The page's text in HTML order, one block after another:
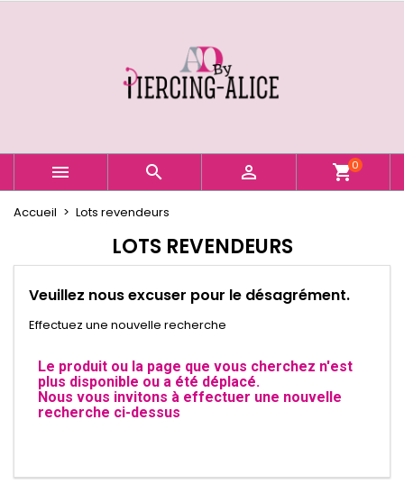
   shopping_cart0
Accueil Lots revendeurs
LOTS REVENDEURS
Veuillez nous excuser pour le désagrément.
Effectuez une nouvelle recherche
Le produit ou la page que vous cherchez n'est
plus disponible ou a été déplacé.
Nous vous invitons à effectuer une nouvelle
recherche ci-dessus
Créer une nouvelle liste
((confirmMessage))
Nom de la liste d'envies
Annuler Créer une liste d'envies
Vous devez être connecté pour ajouter des produits
à votre liste d'envies.
Annuler Connexion